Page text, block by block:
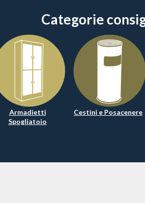
Categorie
Armadietti
Spogliatoio
Cestini e Posacenere